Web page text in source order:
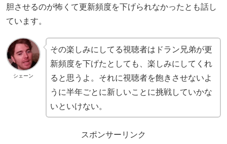
胆させるのが怖くて更新頻度を下げられなかったとも話し
ています。
シェーン
その楽しみにしてる視聴者はドラン兄弟が更
新頻度を下げたとしても、楽しみにしてくれ
ると思うよ。それに視聴者を飽きさせないよ
うに半年ごとに新しいことに挑戦していかな
いといけない。
スポンサーリンク